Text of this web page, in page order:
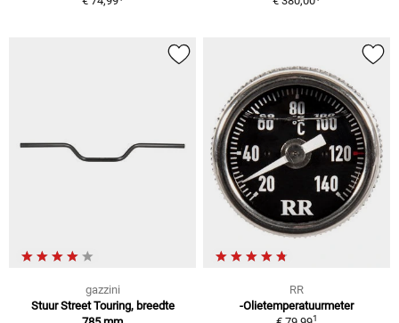
gazzini
Stuur Street Touring, breedte
RR
-Olietemperatuurmeter
1